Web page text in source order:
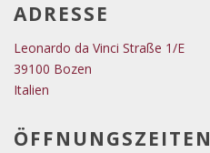
ADRESSE
Leonardo da Vinci Straße 1/E
39100 Bozen
Italien
ÖFFNUNGSZEITEN